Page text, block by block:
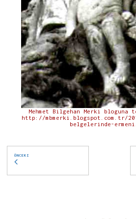
Mehmet Bilgehan Merki bloguna
http://mbmerki.blogspot.com.tr/
belgelerinde-
ÖNCEKI